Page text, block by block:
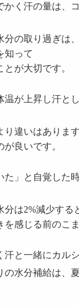
かく汗の量は、
の取り過ぎは
知って
とが大切です。
温が上昇し汗と
違いはありま
が良いです。
た」と自覚した
は2%減少する
を感じる前のこ
汗と一緒にカル
水分補給は、